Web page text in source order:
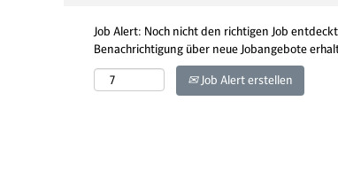
Job Alert: Noch nicht den richtigen Job
Benachrichtigung über neue Jobangebote
Job Alert erstellen